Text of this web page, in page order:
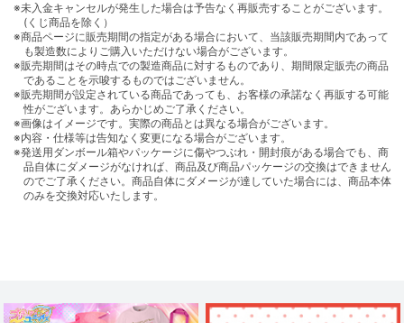
※未入金キャンセルが発生した場合は予告なく再販売することがございます。
(くじ商品を除く）
※商品ページに販売期間の指定がある場合において、当該販売期間内であって
も製造数によりご購入いただけない場合がございます。
※販売期間はその時点での製造商品に対するものであり、期間限定販売の商品
であることを示唆するものではございません。
※販売期間が設定されている商品であっても、お客様の承諾なく再販する可能
性がございます。あらかじめご了承ください。
※画像はイメージです。実際の商品とは異なる場合がございます。
※内容・仕様等は告知なく変更になる場合がございます。
※発送用ダンボール箱やパッケージに傷やつぶれ・開封痕がある場合でも、商
品自体にダメージがなければ、商品及び商品パッケージの交換はできません
のでご了承ください。商品自体にダメージが達していた場合には、商品本体
のみを交換対応いたします。